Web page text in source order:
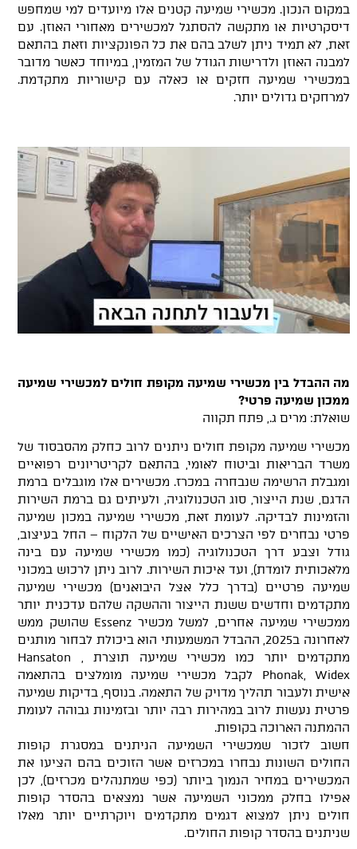
במקום הנכון. מכשירי שמיעה קטנים אלו מיועדים למי שמחפש
דיסקרטיות או מתקשה להסתגל למכשירים מאחורי האוזן. עם
זאת, לא תמיד ניתן לשלב בהם את כל הפונקציות וזאת בהתאם
למבנה האוזן ולדרישות הגודל של המזמין, במיוחד כאשר מדובר
במכשירי שמיעה חזקים או כאלה עם קישוריות מתקדמת.
למרחקים גדולים יותר.
מה ההבדל בין מכשירי שמיעה מקופת חולים למכשירי שמיעה
ממכון שמיעה פרטי?
שואלת: מרים ג., פתח תקווה
מכשירי שמיעה מקופת חולים ניתנים לרוב כחלק מהסבסוד של
משרד הבריאות וביטוח לאומי, בהתאם לקריטריונים רפואיים
ומגבלת הרשימה שנבחרה במכרז. מכשירים אלו מוגבלים ברמת
הדגם, שנת הייצור, סוג הטכנולוגיה, ולעיתים גם ברמת השירות
והזמינות לבדיקה. לעומת זאת, מכשירי שמיעה במכון שמיעה
פרטי נבחרים לפי הצרכים האישיים של הלקוח – החל בעיצוב,
גודל וצבע דרך הטכנולוגיה (כמו מכשירי שמיעה עם בינה
מלאכותית לומדת), ועד איכות השירות. לרוב ניתן לרכוש במכוני
שמיעה פרטיים (בדרך כלל אצל היבואנים) מכשירי שמיעה
מתקדמים וחדשים ששנת הייצור וההשקה שלהם עדכנית יותר
ממכשירי שמיעה אחרים, למשל מכשיר Essenz שהושק ממש
לאחרונה ב2025, ההבדל המשמעותי הוא ביכולת לבחור מותגים
מתקדמים יותר כמו מכשירי שמיעה תוצרת Hansaton ,
Phonak, Widex לקבל מכשירי שמיעה מומלצים בהתאמה
אישית ולעבור תהליך מדויק של התאמה. בנוסף, בדיקות שמיעה
פרטית נעשות לרוב במהירות רבה יותר ובזמינות גבוהה לעומת
ההמתנה הארוכה בקופות.
חשוב לזכור שמכשירי השמיעה הניתנים במסגרת קופות
החולים השונות נבחרו במכרזים אשר הזוכים בהם הציעו את
המכשירים במחיר הנמוך ביותר (כפי שמתנהלים מכרזים), לכן
אפילו בחלק ממכוני השמיעה אשר נמצאים בהסדר קופות
חולים ניתן למצוא דגמים מתקדמים ויוקרתיים יותר מאלו
שניתנים בהסדר קופות החולים.